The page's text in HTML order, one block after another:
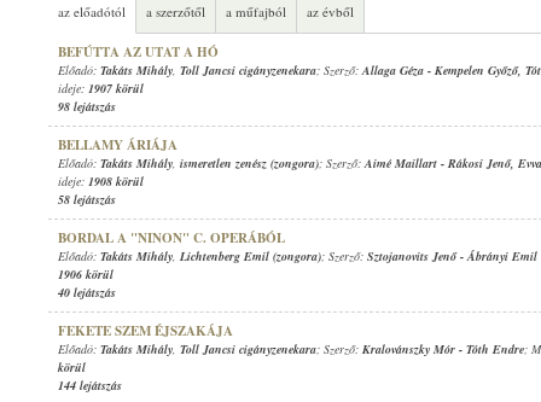
az előadótól a szerzőtől a műfajból az évből
BEFÚTTA AZ UTAT A HÓ
Előadó: Takáts Mihály, Toll Jancsi cigányzenekara; Szerző:Allaga Géza - Kempelen Győző,
ideje: 1907 körül
98 lejátszás
BELLAMY ÁRIÁJA
Előadó: Takáts Mihály, ismeretlen zenész (zongora); Szerző:Aimé Maillart - Rákosi Jenő,
ideje: 1908 körül
58 lejátszás
BORDAL A "NINON" C. OPERÁBÓL
Előadó: Takáts Mihály, Lichtenberg Emil (zongora); Szerző: Sztojanovits Jenő-Ábrányi
1906 körül
40 lejátszás
FEKETE SZEM ÉJSZAKÁJA
Előadó: Takáts Mihály, Toll Jancsi cigányzenekara; Szerző: Kralovánszky Mór - Tóth Endre;
körül
144 lejátszás